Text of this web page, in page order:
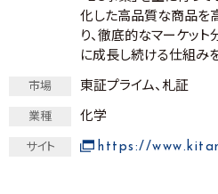
化した高品質な商品を
り、徹底的なマーケッ
に成長し続ける仕組み
市場 東証プライム、札証
業種 化学
サイト https://